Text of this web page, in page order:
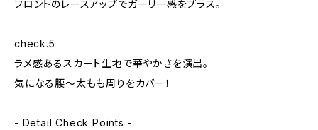
フロントのレースアップでガーリー感をプラス。
check.5
ラメ感あるスカート生地で華やかさを演出。
気になる腰〜太もも周りをカバー！
- Detail Check Points -